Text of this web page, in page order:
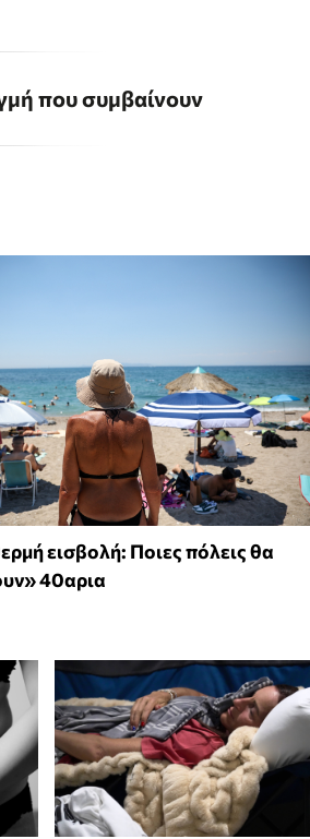
που συμβαίνουν
εισβολή: Ποιες πόλεις θα
40αρια